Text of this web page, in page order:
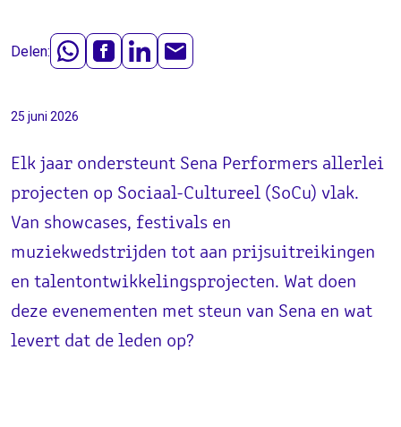
Delen:
25 juni 2026
Elk jaar ondersteunt Sena Performers allerlei
projecten op Sociaal-Cultureel (SoCu) vlak.
Van showcases, festivals en
muziekwedstrijden tot aan prijsuitreikingen
en talentontwikkelingsprojecten. Wat doen
deze evenementen met steun van Sena en wat
levert dat de leden op?